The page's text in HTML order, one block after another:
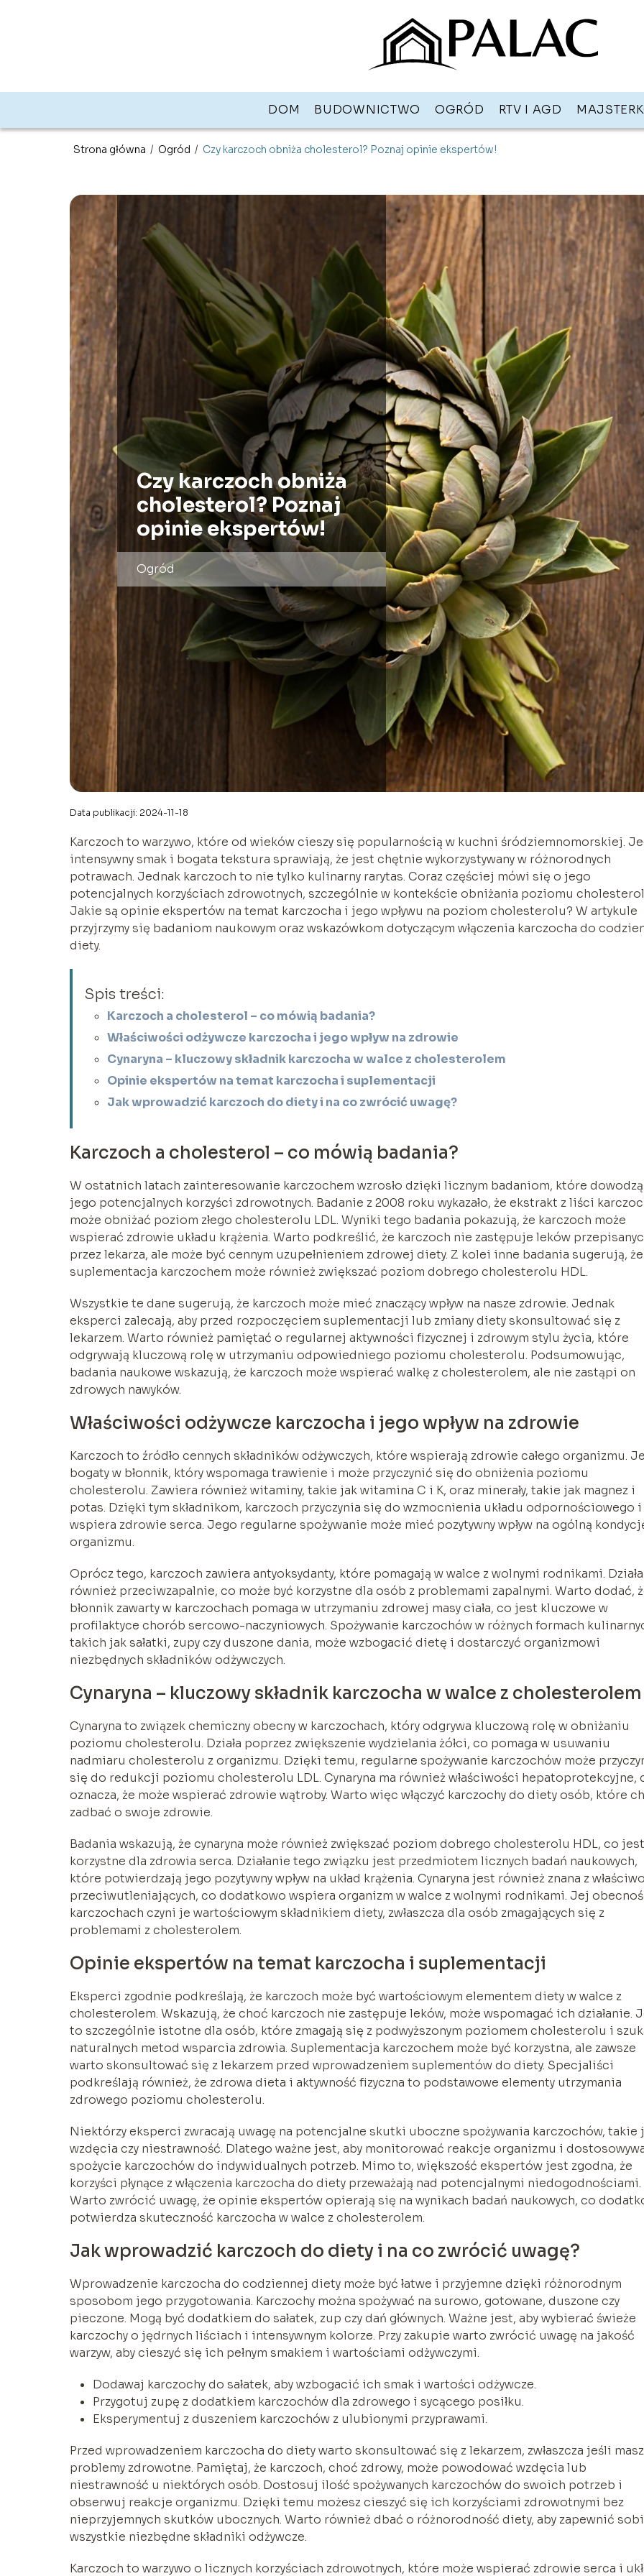
DOM BUDOWNICTWO OGRÓD RTV I AGD
Strona główna / Ogród / Czy karczoch obniża cholesterol? Poznaj opinie ekspertów!
Czy karczoch obniża
cholesterol? Poznaj
opinie ekspertów!
Ogród
Data publikacji: 2024-11-18
Karczoch to warzywo, które od wieków cieszy się popularnością w kuchni śródziemnomorskiej.
intensywny smak i bogata tekstura sprawiają, że jest chętnie wykorzystywany w różnorodnych
potrawach. Jednak karczoch to nie tylko kulinarny rarytas. Coraz częściej mówi się o jego
potencjalnych korzyściach zdrowotnych, szczególnie w kontekście obniżania poziomu
Jakie są opinie ekspertów na temat karczocha i jego wpływu na poziom cholesterolu? W artykule
przyjrzymy się badaniom naukowym oraz wskazówkom dotyczącym włączenia karczocha do
diety.
Spis treści:
Karczoch a cholesterol – co mówią badania?
Właściwości odżywcze karczocha i jego wpływ na zdrowie
Cynaryna – kluczowy składnik karczocha w walce z cholesterolem
Opinie ekspertów na temat karczocha i suplementacji
Jak wprowadzić karczoch do diety i na co zwrócić uwagę?
Karczoch a cholesterol – co mówią badania?
W ostatnich latach zainteresowanie karczochem wzrosło dzięki licznym badaniom, które dowodzą
jego potencjalnych korzyści zdrowotnych. Badanie z 2008 roku wykazało, że ekstrakt z liści
może obniżać poziom złego cholesterolu LDL. Wyniki tego badania pokazują, że karczoch może
wspierać zdrowie układu krążenia. Warto podkreślić, że karczoch nie zastępuje leków
przez lekarza, ale może być cennym uzupełnieniem zdrowej diety. Z kolei inne badania sugerują, że
suplementacja karczochem może również zwiększać poziom dobrego cholesterolu HDL.
Wszystkie te dane sugerują, że karczoch może mieć znaczący wpływ na nasze zdrowie. Jednak
eksperci zalecają, aby przed rozpoczęciem suplementacji lub zmiany diety skonsultować się z
lekarzem. Warto również pamiętać o regularnej aktywności fizycznej i zdrowym stylu życia, które
odgrywają kluczową rolę w utrzymaniu odpowiedniego poziomu cholesterolu. Podsumowując,
badania naukowe wskazują, że karczoch może wspierać walkę z cholesterolem, ale nie zastąpi on
zdrowych nawyków.
Właściwości odżywcze karczocha i jego wpływ na zdrowie
Karczoch to źródło cennych składników odżywczych, które wspierają zdrowie całego organizmu.
bogaty w błonnik, który wspomaga trawienie i może przyczynić się do obniżenia poziomu
cholesterolu. Zawiera również witaminy, takie jak witamina C i K, oraz minerały, takie jak magnez i
potas. Dzięki tym składnikom, karczoch przyczynia się do wzmocnienia układu odpornościowego i
wspiera zdrowie serca. Jego regularne spożywanie może mieć pozytywny wpływ na ogólną
organizmu.
Oprócz tego, karczoch zawiera antyoksydanty, które pomagają w walce z wolnymi rodnikami. Działa
również przeciwzapalnie, co może być korzystne dla osób z problemami zapalnymi. Warto dodać,
błonnik zawarty w karczochach pomaga w utrzymaniu zdrowej masy ciała, co jest kluczowe w
profilaktyce chorób sercowo-naczyniowych. Spożywanie karczochów w różnych formach
takich jak sałatki, zupy czy duszone dania, może wzbogacić dietę i dostarczyć organizmowi
niezbędnych składników odżywczych.
Cynaryna – kluczowy składnik karczocha w walce z cholesterolem
Cynaryna to związek chemiczny obecny w karczochach, który odgrywa kluczową rolę w obniżaniu
poziomu cholesterolu. Działa poprzez zwiększenie wydzielania żółci, co pomaga w usuwaniu
nadmiaru cholesterolu z organizmu. Dzięki temu, regularne spożywanie karczochów może
się do redukcji poziomu cholesterolu LDL. Cynaryna ma również właściwości hepatoprotekcyjne,
oznacza, że może wspierać zdrowie wątroby. Warto więc włączyć karczochy do diety osób, które
zadbać o swoje zdrowie.
Badania wskazują, że cynaryna może również zwiększać poziom dobrego cholesterolu HDL, co jest
korzystne dla zdrowia serca. Działanie tego związku jest przedmiotem licznych badań naukowych,
które potwierdzają jego pozytywny wpływ na układ krążenia. Cynaryna jest również znana z
przeciwutleniających, co dodatkowo wspiera organizm w walce z wolnymi rodnikami. Jej
karczochach czyni je wartościowym składnikiem diety, zwłaszcza dla osób zmagających się z
problemami z cholesterolem.
Opinie ekspertów na temat karczocha i suplementacji
Eksperci zgodnie podkreślają, że karczoch może być wartościowym elementem diety w walce z
cholesterolem. Wskazują, że choć karczoch nie zastępuje leków, może wspomagać ich działanie.
to szczególnie istotne dla osób, które zmagają się z podwyższonym poziomem cholesterolu i
naturalnych metod wsparcia zdrowia. Suplementacja karczochem może być korzystna, ale zawsze
warto skonsultować się z lekarzem przed wprowadzeniem suplementów do diety. Specjaliści
podkreślają również, że zdrowa dieta i aktywność fizyczna to podstawowe elementy utrzymania
zdrowego poziomu cholesterolu.
Niektórzy eksperci zwracają uwagę na potencjalne skutki uboczne spożywania karczochów, takie
wzdęcia czy niestrawność. Dlatego ważne jest, aby monitorować reakcje organizmu i
spożycie karczochów do indywidualnych potrzeb. Mimo to, większość ekspertów jest zgodna, że
korzyści płynące z włączenia karczocha do diety przeważają nad potencjalnymi niedogodnościami.
Warto zwrócić uwagę, że opinie ekspertów opierają się na wynikach badań naukowych, co
potwierdza skuteczność karczocha w walce z cholesterolem.
Jak wprowadzić karczoch do diety i na co zwrócić uwagę?
Wprowadzenie karczocha do codziennej diety może być łatwe i przyjemne dzięki różnorodnym
sposobom jego przygotowania. Karczochy można spożywać na surowo, gotowane, duszone czy
pieczone. Mogą być dodatkiem do sałatek, zup czy dań głównych. Ważne jest, aby wybierać świeże
karczochy o jędrnych liściach i intensywnym kolorze. Przy zakupie warto zwrócić uwagę na jakość
warzyw, aby cieszyć się ich pełnym smakiem i wartościami odżywczymi.
Dodawaj karczochy do sałatek, aby wzbogacić ich smak i wartości odżywcze.
Przygotuj zupę z dodatkiem karczochów dla zdrowego i sycącego posiłku.
Eksperymentuj z duszeniem karczochów z ulubionymi przyprawami.
Przed wprowadzeniem karczocha do diety warto skonsultować się z lekarzem, zwłaszcza jeśli masz
problemy zdrowotne. Pamiętaj, że karczoch, choć zdrowy, może powodować wzdęcia lub
niestrawność u niektórych osób. Dostosuj ilość spożywanych karczochów do swoich potrzeb i
obserwuj reakcje organizmu. Dzięki temu możesz cieszyć się ich korzyściami zdrowotnymi bez
nieprzyjemnych skutków ubocznych. Warto również dbać o różnorodność diety, aby zapewnić
wszystkie niezbędne składniki odżywcze.
Karczoch to warzywo o licznych korzyściach zdrowotnych, które może wspierać zdrowie serca i